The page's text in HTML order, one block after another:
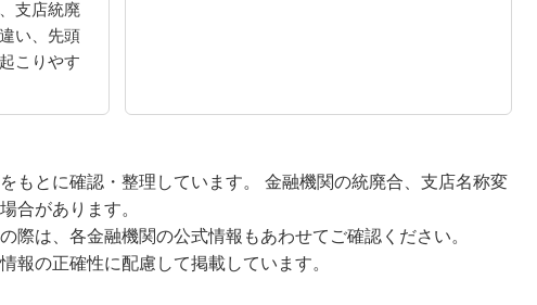
支店統廃
い、先頭
こりやす
もとに確認・整理しています。 金融機関の統廃合、支店名称変
合があります。
際は、各金融機関の公式情報もあわせてご確認ください。
報の正確性に配慮して掲載しています。